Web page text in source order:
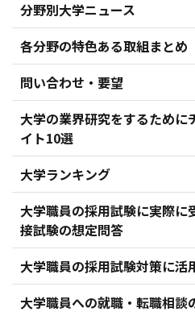
分野別大学ニュース
各分野の特色ある取組まとめ
問い合わせ・要望
大学の業界研究をするために
イト10選
大学ランキング
大学職員の採用試験に実際に
接試験の想定問答
大学職員の採用試験対策に活
大学職員への就職・転職相談